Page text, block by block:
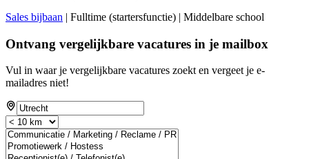
Sales bijbaan | Fulltime (startersfunctie) | Middelbare school
Ontvang vergelijkbare vacatures in je mailbox
Vul in waar je vergelijkbare vacatures zoekt en vergeet je e-
mailadres niet!